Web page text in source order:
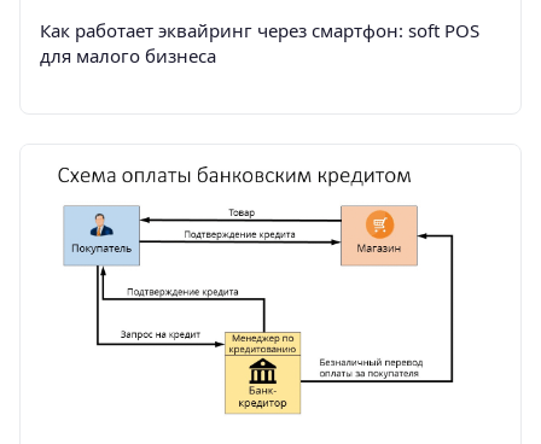
Как работает эквайринг через смартфон: soft POS
для малого бизнеса